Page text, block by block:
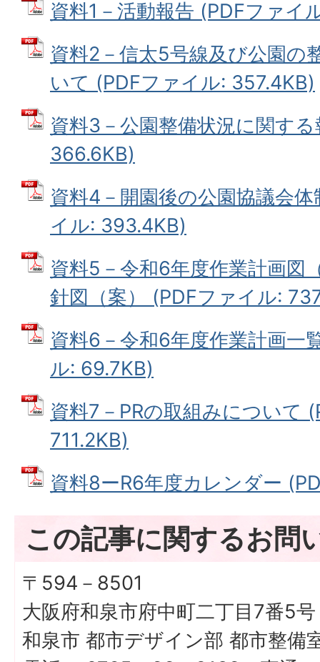
資料1－活動報告 (PDFファイ
資料2－信太5号線及び公園の
いて (PDFファイル: 357.4KB)
資料3－公園整備状況に関す
366.6KB)
資料4－開園後の公園協議会
イル: 393.4KB)
資料5－令和6年度作業計画図
針図（案） (PDFファイル:
資料6－令和6年度作業計画一
ル: 69.7KB)
資料7－PRの取組みについて
711.2KB)
資料8ーR6年度カレンダー
この記事に関するお問
〒594－8501
大阪府和泉市府中町二丁目7番5号
和泉市 都市デザイン部 都市整備